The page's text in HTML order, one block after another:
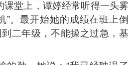
课堂上，谭婷经常听得一头雾
”。最开始她的成绩在班上倒
二年级，不能操之过急，基